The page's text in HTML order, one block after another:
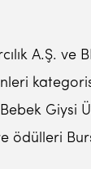
A.Ş. ve
ödülleri